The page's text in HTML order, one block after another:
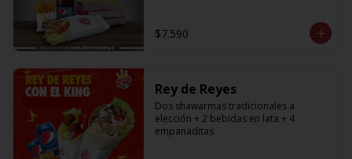
$7.590
Rey de Reyes
Dos shawarmas tradicionales a
elección + 2 bebidas en lata + 4
empanaditas